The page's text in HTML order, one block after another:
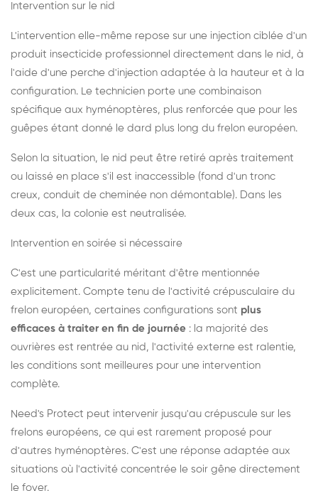
Intervention sur le nid
L'intervention elle-même repose sur une injection ciblée d'un
produit insecticide professionnel directement dans le nid, à
l'aide d'une perche d'injection adaptée à la hauteur et à la
configuration. Le technicien porte une combinaison
spécifique aux hyménoptères, plus renforcée que pour les
guêpes étant donné le dard plus long du frelon européen.
Selon la situation, le nid peut être retiré après traitement
ou laissé en place s'il est inaccessible (fond d'un tronc
creux, conduit de cheminée non démontable). Dans les
deux cas, la colonie est neutralisée.
Intervention en soirée si nécessaire
C'est une particularité méritant d'être mentionnée
explicitement. Compte tenu de l'activité crépusculaire du
frelon européen, certaines configurations sont plus
efficaces à traiter en fin de journée : la majorité des
ouvrières est rentrée au nid, l'activité externe est ralentie,
les conditions sont meilleures pour une intervention
complète.
Need's Protect peut intervenir jusqu'au crépuscule sur les
frelons européens, ce qui est rarement proposé pour
d'autres hyménoptères. C'est une réponse adaptée aux
situations où l'activité concentrée le soir gêne directement
le foyer.